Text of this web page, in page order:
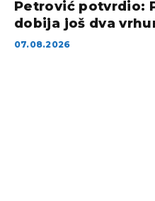
Petrović potvrdio:
dobija još dva
07.08.2026